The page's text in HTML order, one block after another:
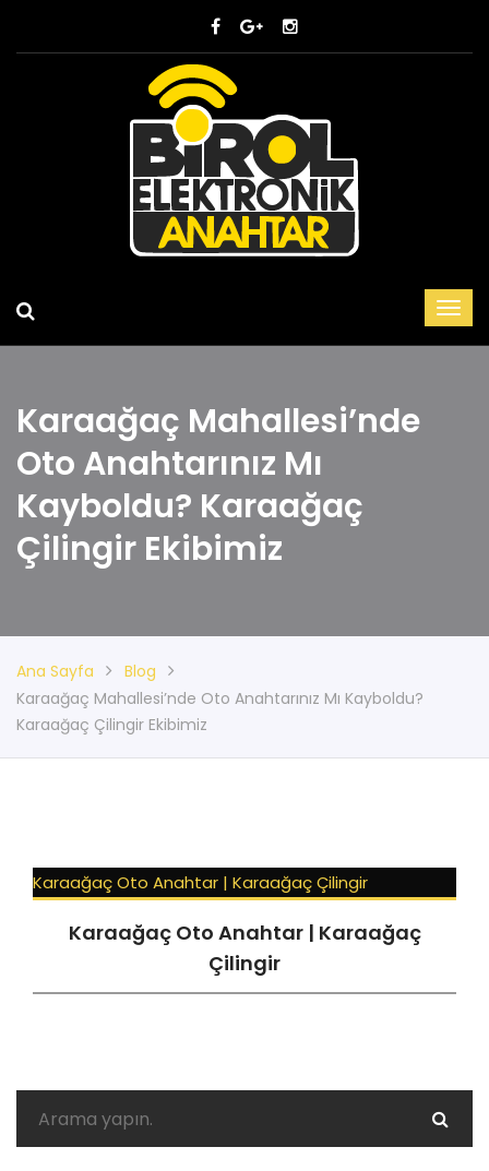
Karaağaç Mahallesi’nde
Oto Anahtarınız Mı
Kayboldu? Karaağaç
Çilingir Ekibimiz
Ana Sayfa
Blog
Karaağaç Mahallesi’nde Oto Anahtarınız Mı Kayboldu?
Karaağaç Çilingir Ekibimiz
Karaağaç Oto Anahtar | Karaağaç Çilingir
Karaağaç Oto Anahtar | Karaağaç
Çilingir